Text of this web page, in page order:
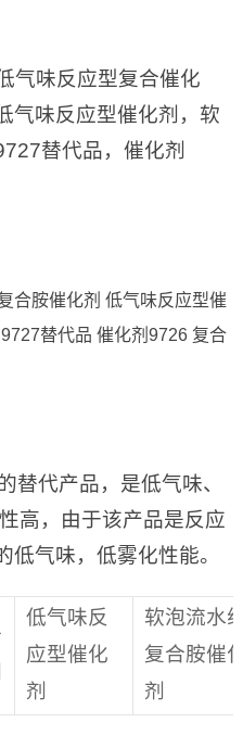
气味反应型复合催化
气味反应型催化剂，软
替代品，催化剂
合胺催化剂 低气味反应型催
替代品 催化剂9726 复合
替代产品，是低气味、
高，由于该产品是反应
气味，低雾化性能。
低气味反
应型催化
剂
软泡流水
复合胺催
剂